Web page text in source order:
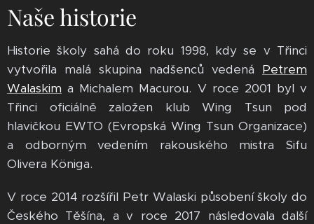
Naše historie
Historie školy sahá do roku 1998, kdy se v Třinci
vytvořila malá skupina nadšenců vedená Petrem
Walaskim a Michalem Macurou. V roce 2001 byl v
Třinci oficiálně založen klub Wing Tsun pod
hlavičkou EWTO (Evropská Wing Tsun Organizace)
a odborným vedením rakouského mistra Sifu
Olivera Königa.
V roce 2014 rozšířil Petr Walaski působení školy do
Českého Těšína, a v roce 2017 následovala další